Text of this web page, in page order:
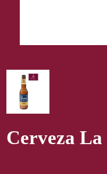
Cerveza La